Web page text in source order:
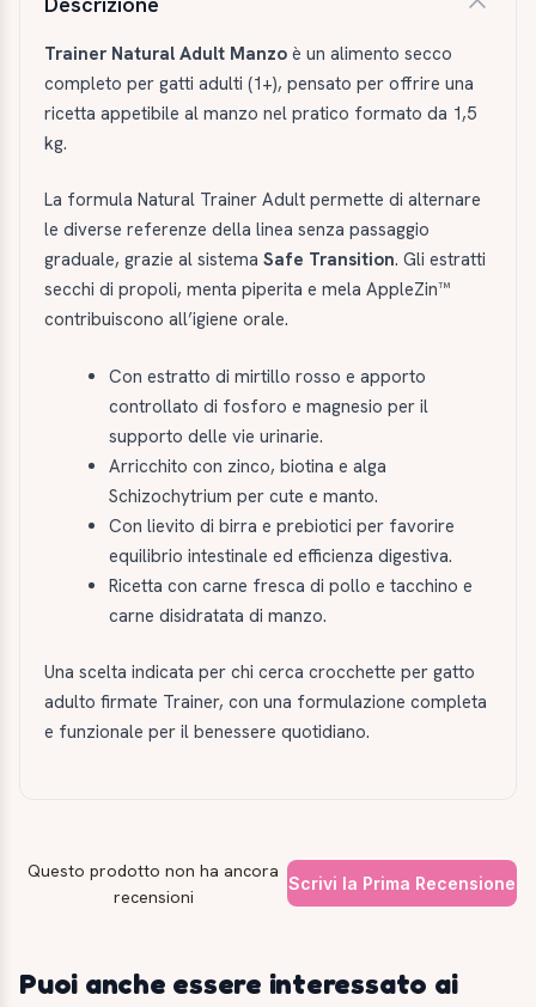
Trainer Natural Adult Manzo è un alimento secco
completo per gatti adulti (1+), pensato per offrire una
ricetta appetibile al manzo nel pratico formato da 1,5
kg.
La formula Natural Trainer Adult permette di alternare
le diverse referenze della linea senza passaggio
graduale, grazie al sistema Safe Transition. Gli estratti
secchi di propoli, menta piperita e mela AppleZin™
contribuiscono all’igiene orale.
Con estratto di mirtillo rosso e apporto
controllato di fosforo e magnesio per il
supporto delle vie urinarie.
Arricchito con zinco, biotina e alga
Schizochytrium per cute e manto.
Con lievito di birra e prebiotici per favorire
equilibrio intestinale ed efficienza digestiva.
Ricetta con carne fresca di pollo e tacchino e
carne disidratata di manzo.
Una scelta indicata per chi cerca crocchette per gatto
adulto firmate Trainer, con una formulazione completa
e funzionale per il benessere quotidiano.
Questo prodotto non ha ancora
recensioni
Scrivi la Prima Recensione
Puoi anche essere interessato ai